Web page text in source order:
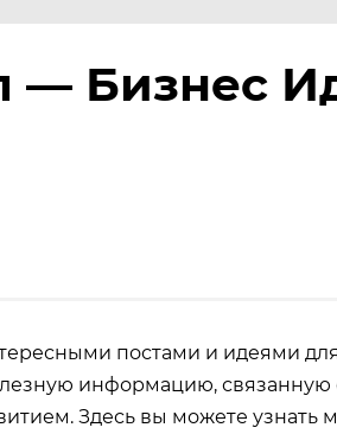
— Бизнес
постами и идеями для
информацию, связанную
Здесь вы можете узнать